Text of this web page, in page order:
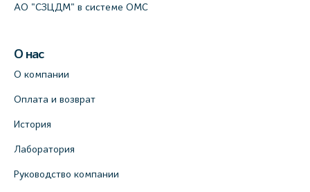
АО "СЗЦДМ" в системе ОМС
О нас
О компании
Оплата и возврат
История
Лаборатория
Руководство компании